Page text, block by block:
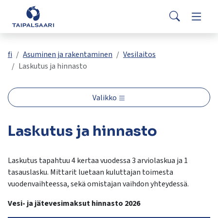
Siirry pääsisältöön
Palaute
Yhteystiedot
Search
Valitse
oleva
tulos
ja
alasnuolilla.
valittuun
hakutulokseen
enteriä.
Kosketuslaitteiden
käyttäjät
voivat
käyttää
Asuminen ja rakentaminen
Opetus ja kasvatus
Hyvinvointi ja terveys
Työ ja yrittäminen
fi Asuminen ja rakentaminen
Vesilaitos
Laskutus ja hinnasto
Valikko
Laskutus ja hinnasto
Laskutus tapahtuu 4 kertaa vuodessa 3 arviolaskua ja 1
tasauslasku. Mittarit luetaan kuluttajan toimesta
vuodenvaihteessa, sekä omistajan vaihdon yhteydessä.
Vesi- ja jätevesimaksut hinnasto 2026